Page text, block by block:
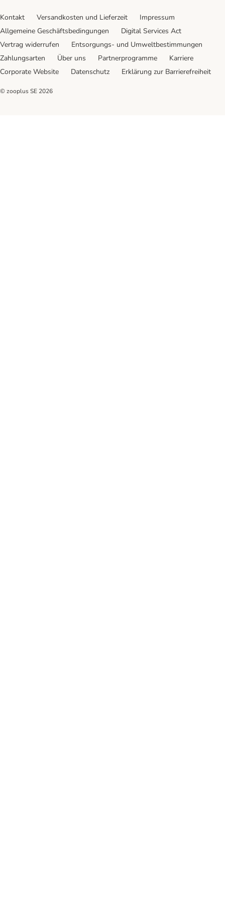
Kontakt Versandkosten und Lieferzeit
Impressum
Allgemeine Geschäftsbedingungen
Digital Services Act
Vertrag widerrufen
Entsorgungs- und Umweltbestimmungen
Zahlungsarten
Über uns Partnerprogramme
Karriere
Corporate Website
Datenschutz Erklärung zur Barrierefreiheit
© zooplus SE 2026